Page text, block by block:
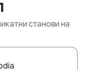
станови на
движете се со